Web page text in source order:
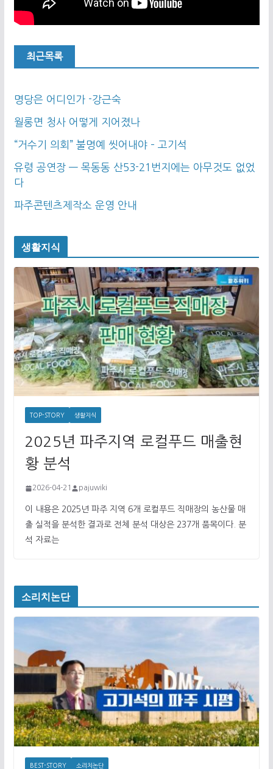
최근목록
명당은 어디인가 -강근숙
월롱면 청사 어떻게 지어졌나
“거수기 의회” 불명예 씻어내야 – 고기석
유령 공연장 — 목동동 산53-21번지에는 아무것도 없었
다
파주콘텐츠제작소 운영 안내
생활지식
TOP-STORY 생활지식
2025년 파주지역 로컬푸드 매출현
황 분석
2026-04-21 pajuwiki
이 내용은 2025년 파주 지역 6개 로컬푸드 직매장의 농산물 매
출 실적을 분석한 결과로 전체 분석 대상은 237개 품목이다. 분
석 자료는
소리치논단
BEST-STORY 소리치논단